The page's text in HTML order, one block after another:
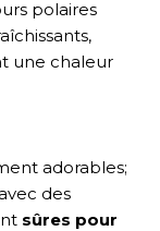
polaires
une chaleur
adorables;
des
sûres pour